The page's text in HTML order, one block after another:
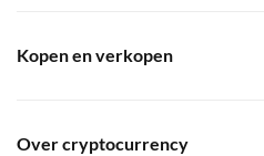
Kopen en verkopen
Over cryptocurrency